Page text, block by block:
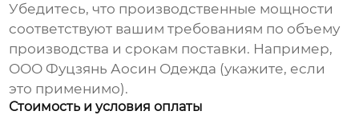
Убедитесь, что производственные мощности
соответствуют вашим требованиям по объему
производства и срокам поставки. Например,
ООО Фуцзянь Аосин Одежда (укажите, если
это применимо).
Стоимость и условия оплаты